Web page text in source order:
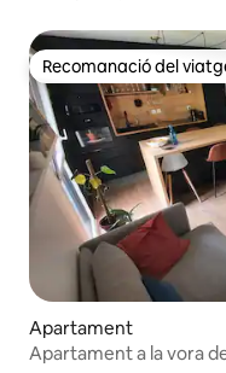
Recomanació del
Recomanació del
Apartament
Apartament a la vora